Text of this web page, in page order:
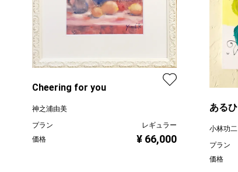
Cheering for you
神之浦由美
プラン
レギュラー
価格
¥ 66,000
あるひ
小林功二
プラン
価格